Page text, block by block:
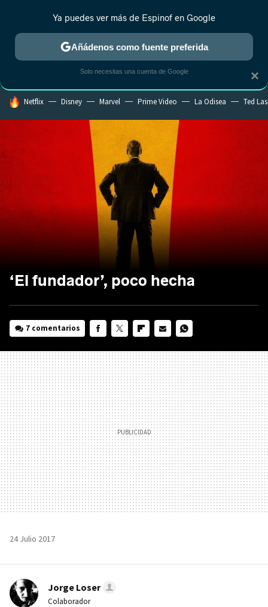
ESTRENOS REALITY ANIME RANKINGS CINE
HOY SE HABLA DE
Netflix Disney Marvel Prime Video La Odisea Ted
‘El fundador’, poco hecha
7 comentarios
MAIL
24 Julio 2017
Jorge Loser
Colaborador
×
Ya puedes ver más de Espinof en Google
Añádenos como fuente preferida
Solo necesitas una cuenta de Google